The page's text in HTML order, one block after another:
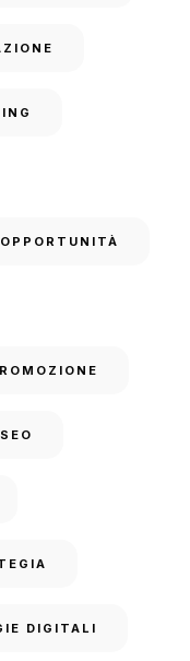
OPPORTUNITÀ
SEO
DIGITALI